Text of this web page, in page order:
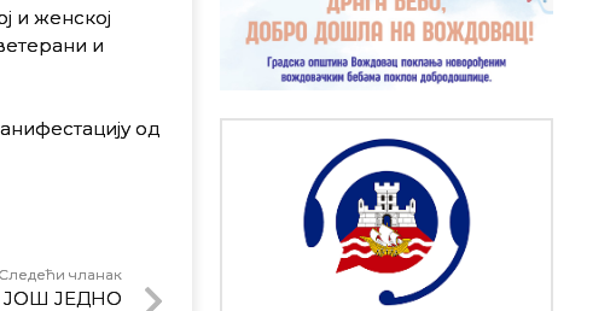
и женској
и
од
Следећи чланак
ЈОШ ЈЕДНО